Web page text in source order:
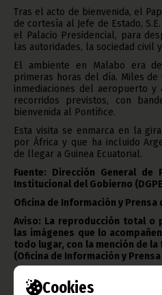
Cookies
Tras el acto de bienvenida, el
de cortesía al Jefe de Estado,
el Palacio Presidencial, para
las autoridades, la sociedad civil
El ambiente en Malabo era
primeras horas del día. Miles
inmediaciones del aeropuerto
recorridos previstos, con
bienvenida al Pontífice.
Esta visita se enmarca en la
por África y que ha incluido
de llegar a Guinea Ecuatorial.
Fuente: Dirección General de
Institucional del Gobierno
Oficina de Información y Prensa
Aviso: La reproducción total o
las imágenes que lo
todo lugar, con la mención de
(Oficina de Información y